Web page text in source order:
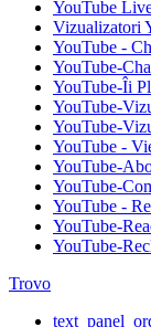
YouTube
Vizualizatori
YouTube -
YouTube-
YouTube-Îi
YouTube-
YouTube-
YouTube -
YouTube-
YouTube-
YouTube -
YouTube-
YouTube-
Trovo